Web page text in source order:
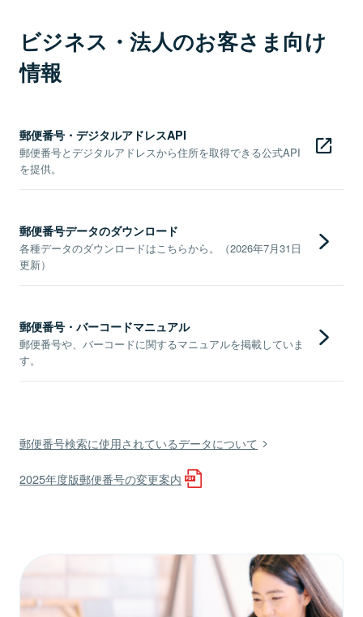
ビジネス・法人のお客さま向け
情報
郵便番号・デジタルアドレスAPI
郵便番号とデジタルアドレスから住所を取得できる公式API
を提供。
郵便番号データのダウンロード
各種データのダウンロードはこちらから。（2026年7月31日
更新）
郵便番号・バーコードマニュアル
郵便番号や、バーコードに関するマニュアルを掲載していま
す。
郵便番号検索に使用されているデータについて
2025年度版郵便番号の変更案内